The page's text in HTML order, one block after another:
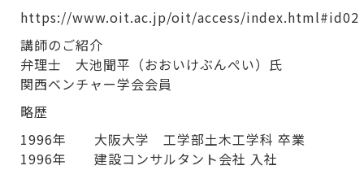
https://www.oit.ac.jp/oit/access/index.html#id02
講師のご紹介
弁理士 大池聞平（おおいけぶんぺい）氏
関西ベンチャー学会会員
略歴
1996年 大阪大学 工学部土木工学科 卒業
1996年 建設コンサルタント会社 入社